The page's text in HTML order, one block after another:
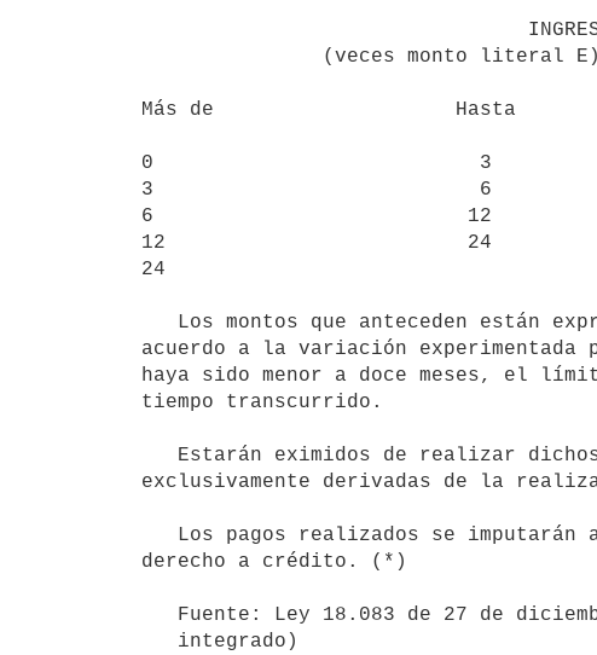
Más de                    Hasta
0                           3
3                           6
6                          12
12                         24
24
acuerdo a la variación
haya sido menor a doce meses, el
tiempo transcurrido.
exclusivamente derivadas de la
derecho a crédito. (*)